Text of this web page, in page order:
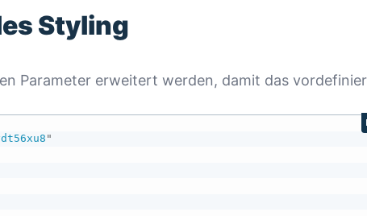
Styling
Parameter erweitert werden, damit das
"